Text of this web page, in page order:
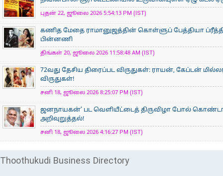
புதன் 22, ஜூலை 2026 5:54:13 PM (IST)
கணித மேதை ராமானுஜத்தின் கொள்ளுப் பேத்தியா
பின்னணி
திங்கள் 20, ஜூலை 2026 11:58:48 AM (IST)
72வது தேசிய திரைப்பட விருதுகள்: ராயன், கேப்டன்
விருதுகள்!
சனி 18, ஜூலை 2026 8:25:07 PM (IST)
ஜனநாயகன்’ பட வெளியீட்டைத் திருவிழா போல்
அறிவுறுத்தல்!
சனி 18, ஜூலை 2026 4:16:27 PM (IST)
Thoothukudi Business Directory